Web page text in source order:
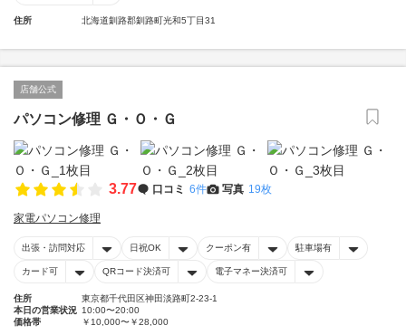
住所 北海道釧路郡釧路町光和5丁目31
店舗公式
パソコン修理 Ｇ・Ｏ・Ｇ
3.77 口コミ 6件 写真 19枚
家電パソコン修理
出張・訪問対応 日祝OK クーポン有 駐車場有
カード可 QRコード決済可 電子マネー決済可
住所
東京都千代田区神田淡路町2-23-1
本日の営業状況 10:00〜20:00
価格帯
￥10,000〜￥28,000